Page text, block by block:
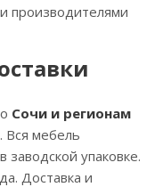
производителями
Сочи и регионам
Вся мебель
заводской упаковке.
Доставка и